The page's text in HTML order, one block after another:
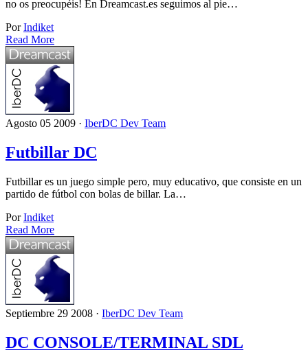
no os preocupéis! En Dreamcast.es seguimos al pie…
PorIndiket
Read More
Agosto 05 2009 · IberDC Dev Team
Futbillar DC
Futbillar es un juego simple pero, muy educativo, que consiste en un
partido de fútbol con bolas de billar. La…
PorIndiket
Read More
Septiembre 29 2008 · IberDC Dev Team
DC CONSOLE/TERMINAL SDL